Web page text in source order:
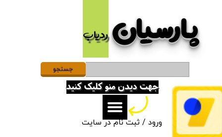
پارسیان​​​​​​​ردیاب
ورود /ثبت نام در سایت
حساب کاربری من
تغییر گذر واژه
سفارشات
خروج از حساب کاربریجهت دیدن منو کلیک کنید
جستجو